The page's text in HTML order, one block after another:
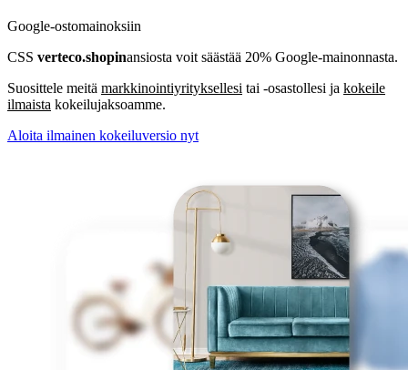
Google-ostomainoksiin
CSS verteco.shopinansiosta voit säästää 20% Google-mainonnasta.
Suosittele meitä markkinointiyrityksellesi tai -osastollesi ja kokeile
ilmaista kokeilujaksoamme.
Aloita ilmainen kokeiluversio nyt